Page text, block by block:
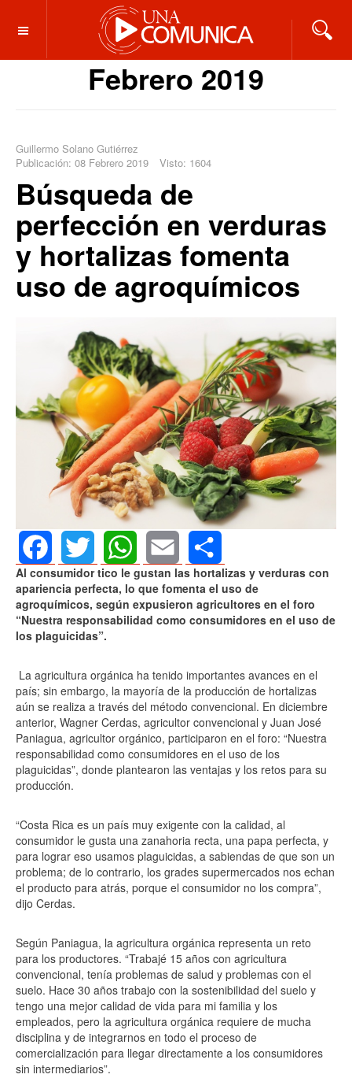
OFF CANVAS
Febrero 2019
Guillermo Solano Gutiérrez
Publicación: 08 Febrero 2019
Visto: 1604
Búsqueda de
perfección en verduras
y hortalizas fomenta
uso de agroquímicos
FacebookTwitter WhatsAppEmail Share
Al consumidor tico le gustan las hortalizas y verduras con
apariencia perfecta, lo que fomenta el uso de
agroquímicos, según expusieron agricultores en el foro
“Nuestra responsabilidad como consumidores en el uso de
los plaguicidas”.
La agricultura orgánica ha tenido importantes avances en el
país; sin embargo, la mayoría de la producción de hortalizas
aún se realiza a través del método convencional. En diciembre
anterior, Wagner Cerdas, agricultor convencional y Juan José
Paniagua, agricultor orgánico, participaron en el foro: “Nuestra
responsabilidad como consumidores en el uso de los
plaguicidas”, donde plantearon las ventajas y los retos para su
producción.
“Costa Rica es un país muy exigente con la calidad, al
consumidor le gusta una zanahoria recta, una papa perfecta, y
para lograr eso usamos plaguicidas, a sabiendas de que son un
problema; de lo contrario, los grades supermercados nos echan
el producto para atrás, porque el consumidor no los compra”,
dijo Cerdas.
Según Paniagua, la agricultura orgánica representa un reto
para los productores. “Trabajé 15 años con agricultura
convencional, tenía problemas de salud y problemas con el
suelo. Hace 30 años trabajo con la sostenibilidad del suelo y
tengo una mejor calidad de vida para mi familia y los
empleados, pero la agricultura orgánica requiere de mucha
disciplina y de integrarnos en todo el proceso de
comercialización para llegar directamente a los consumidores
sin intermediarios”.